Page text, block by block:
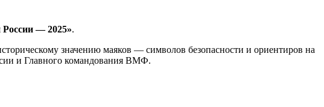
— 2025».
значению маяков — символов безопасности и ориентиров на
и Главного командования ВМФ.